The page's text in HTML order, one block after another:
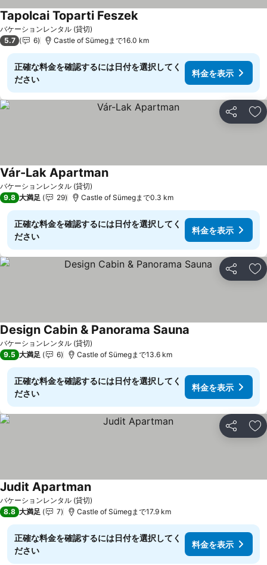
バケーションレンタル (貸切)
Tapolcai Toparti Feszek
5.7 6 Castle of Sümegまで16.0 km
正確な料金を確認するには日付を選択してく
ださい
料金を表示
シェア お
バケーションレンタル (貸切)
Vár-Lak Apartman
9.8 大満足 29 Castle of Sümegまで0.3 km
正確な料金を確認するには日付を選択してく
ださい
料金を表示
シェア お
バケーションレンタル (貸切)
Design Cabin & Panorama Sauna
9.5 大満足 6 Castle of Sümegまで13.6 km
正確な料金を確認するには日付を選択してく
ださい
料金を表示
シェア お
バケーションレンタル (貸切)
Judit Apartman
8.8 大満足 7 Castle of Sümegまで17.9 km
正確な料金を確認するには日付を選択してく
ださい
料金を表示